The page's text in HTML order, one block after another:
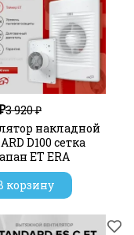
3 920 ₽
накладной
D100 сетка
ET ERA
корзину